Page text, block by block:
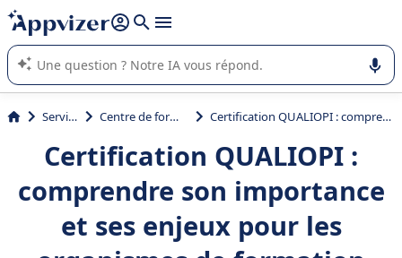
répondre (plusieurs lignes avec
L'IA de Appvizer vous guide dans l'utilisation ou la sélection de
logiciel SaaS en entreprise.
Services Centre de formation Certification QUALIOPI : comprendre son importance et ses enjeux pour les organismes de formation
Certification QUALIOPI :
comprendre son importance
et ses enjeux pour les